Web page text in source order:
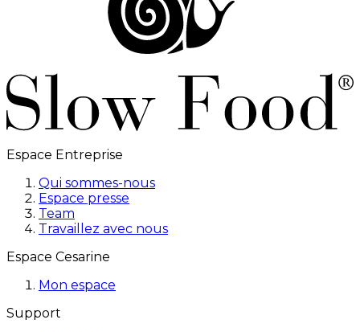
Espace Entreprise
Qui sommes-nous
Espace presse
Team
Travaillez avec nous
Espace Cesarine
Mon espace
Support